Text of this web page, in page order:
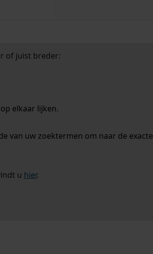
of juist breder:
elkaar lijken.
van uw zoektermen om naar de exacte
u hier.